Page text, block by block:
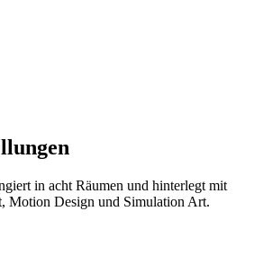
in acht Räumen und hinterlegt mit
Design und Simulation Art.